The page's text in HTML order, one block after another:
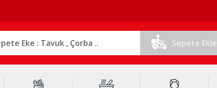
Sepete Ekle